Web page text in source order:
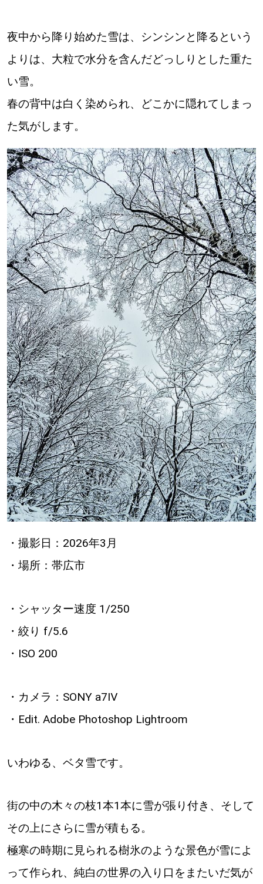
夜中から降り始めた雪は、シンシンと降るという
よりは、大粒で水分を含んだどっしりとした重た
い雪。
春の背中は白く染められ、どこかに隠れてしまっ
た気がします。
・撮影日：2026年3月
・場所：帯広市
・シャッター速度 1/250
・絞り f/5.6
・ISO 200
・カメラ：SONY a7Ⅳ
・Edit. Adobe Photoshop Lightroom
いわゆる、ベタ雪です。
街の中の木々の枝1本1本に雪が張り付き、そして
その上にさらに雪が積もる。
極寒の時期に見られる樹氷のような景色が雪によ
って作られ、純白の世界の入り口をまたいだ気が